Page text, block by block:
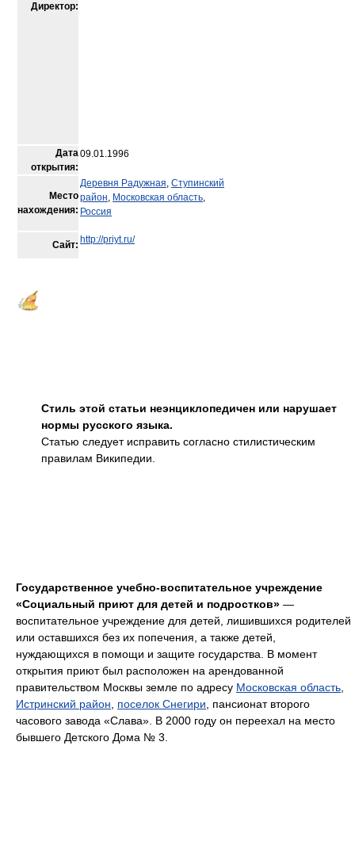
Директор:
Дата
открытия:
09.01.1996
Место
нахождения:
Деревня Радужная, Ступинский
район, Московская область,
Россия
Сайт: http://priyt.ru/
Стиль этой статьи неэнциклопедичен или нарушает
нормы русского языка.
Статью следует исправить согласно стилистическим
правилам Википедии.
Государственное учебно-воспитательное учреждение
«Социальный приют для детей и подростков» —
воспитательное учреждение для детей, лишившихся родителей
или оставшихся без их попечения, а также детей,
нуждающихся в помощи и защите государства. В момент
открытия приют был расположен на арендованной
правительством Москвы земле по адресу Московская область
Истринский район
поселок Снегири , пансионат второго
часового завода «Слава». В 2000 году он переехал на место
бывшего Детского Дома № 3.